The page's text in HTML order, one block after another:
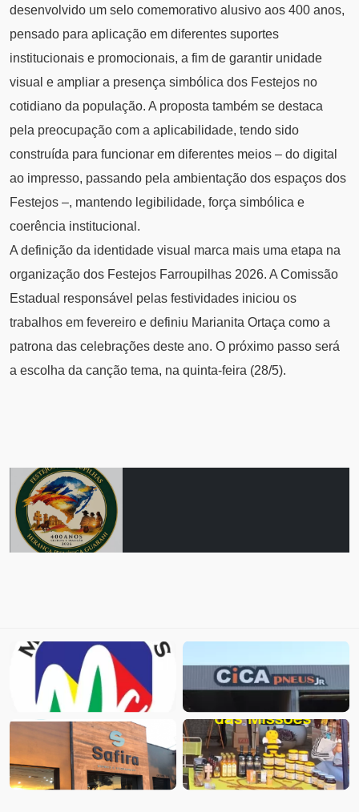
desenvolvido um selo comemorativo alusivo aos 400 anos,
pensado para aplicação em diferentes suportes
institucionais e promocionais, a fim de garantir unidade
visual e ampliar a presença simbólica dos Festejos no
cotidiano da população. A proposta também se destaca
pela preocupação com a aplicabilidade, tendo sido
construída para funcionar em diferentes meios – do digital
ao impresso, passando pela ambientação dos espaços dos
Festejos –, mantendo legibilidade, força simbólica e
coerência institucional.
A definição da identidade visual marca mais uma etapa na
organização dos Festejos Farroupilhas 2026. A Comissão
Estadual responsável pelas festividades iniciou os
trabalhos em fevereiro e definiu Marianita Ortaça como a
patrona das celebrações deste ano. O próximo passo será
a escolha da canção tema, na quinta-feira (28/5).